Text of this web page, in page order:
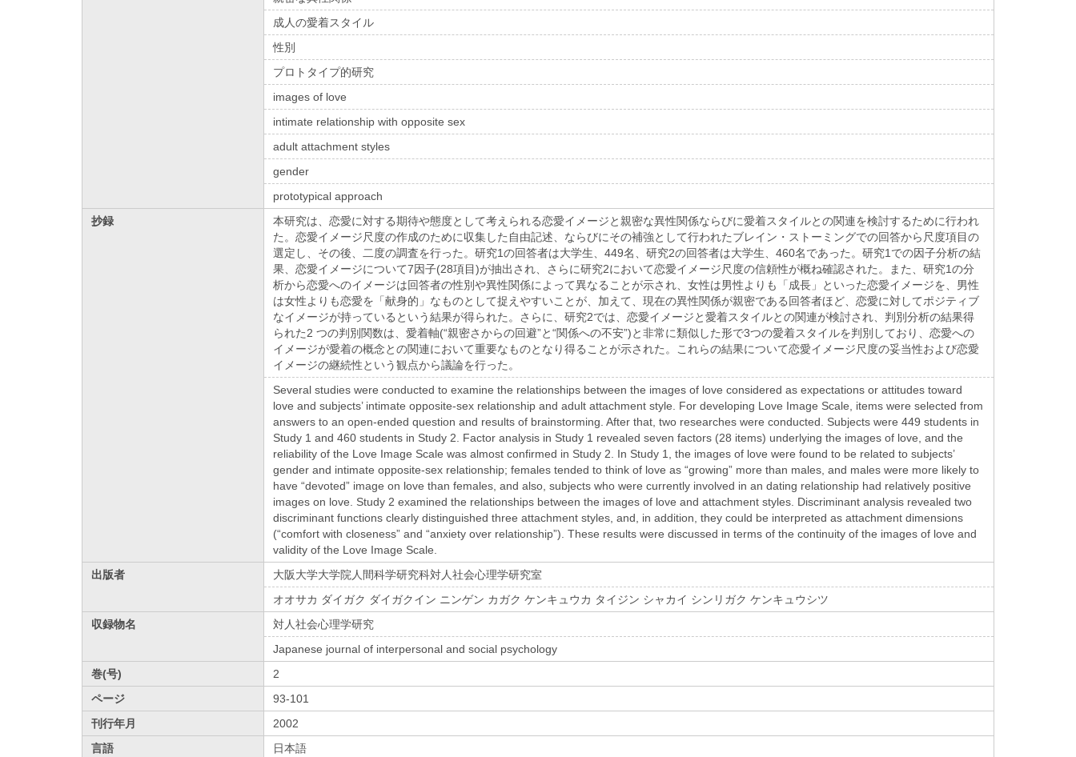
成人の愛着スタイル
性別
プロトタイプ的研究
images of love
intimate relationship with opposite sex
adult attachment styles
gender
prototypical approach
抄録
本研究は、恋愛に対する期待や態度として考えられる恋愛イメージと親密な異性関係ならびに愛着スタイルとの関連を検討するために行われ
た。恋愛イメージ尺度の作成のために収集した自由記述、ならびにその補強として行われたブレイン・ストーミングでの回答から尺度項目の
選定し、その後、二度の調査を行った。研究1の回答者は大学生、449名、研究2の回答者は大学生、460名であった。研究1での因子分析の結
果、恋愛イメージについて7因子(28項目)が抽出され、さらに研究2において恋愛イメージ尺度の信頼性が概ね確認された。また、研究1の分
析から恋愛へのイメージは回答者の性別や異性関係によって異なることが示され、女性は男性よりも「成長」といった恋愛イメージを、男性
は女性よりも恋愛を「献身的」なものとして捉えやすいことが、加えて、現在の異性関係が親密である回答者ほど、恋愛に対してポジティブ
なイメージが持っているという結果が得られた。さらに、研究2では、恋愛イメージと愛着スタイルとの関連が検討され、判別分析の結果得
られた2 つの判別関数は、愛着軸(“親密さからの回避”と“関係への不安”)と非常に類似した形で3つの愛着スタイルを判別しており、恋愛への
イメージが愛着の概念との関連において重要なものとなり得ることが示された。これらの結果について恋愛イメージ尺度の妥当性および恋愛
イメージの継続性という観点から議論を行った。
Several studies were conducted to examine the relationships between the images of love considered as expectations or attitudes toward
love and subjects’ intimate opposite-sex relationship and adult attachment style. For developing Love Image Scale, items were selected from
answers to an open-ended question and results of brainstorming. After that, two researches were conducted. Subjects were 449 students in
Study 1 and 460 students in Study 2. Factor analysis in Study 1 revealed seven factors (28 items) underlying the images of love, and the
reliability of the Love Image Scale was almost confirmed in Study 2. In Study 1, the images of love were found to be related to subjects’
gender and intimate opposite-sex relationship; females tended to think of love as “growing” more than males, and males were more likely to
have “devoted” image on love than females, and also, subjects who were currently involved in an dating relationship had relatively positive
images on love. Study 2 examined the relationships between the images of love and attachment styles. Discriminant analysis revealed two
discriminant functions clearly distinguished three attachment styles, and, in addition, they could be interpreted as attachment dimensions
(“comfort with closeness” and “anxiety over relationship”). These results were discussed in terms of the continuity of the images of love and
validity of the Love Image Scale.
出版者
大阪大学大学院人間科学研究科対人社会心理学研究室
オオサカ ダイガク ダイガクイン ニンゲン カガク ケンキュウカ タイジン シャカイ シンリガク ケンキュウシツ
収録物名
対人社会心理学研究
Japanese journal of interpersonal and social psychology
巻(号)
2
ページ
93-101
刊行年月
2002
言語
日本語